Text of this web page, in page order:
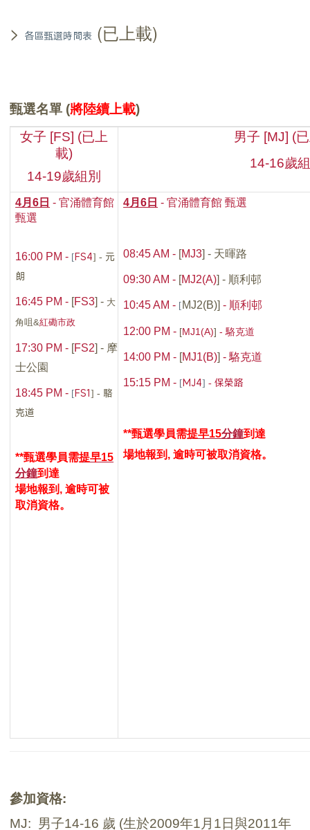
> 各區甄選時間表 (已上載)
甄選名單 (將陸續上載)
女子 [FS] (已上
載)
14-19歲組別
男子 [MJ] (
14-16歲
4月6日 - 官涌體育館
甄選
16:00 PM - [FS4] - 元
朗
16:45 PM - [FS3] - 大
角咀&紅磡市政
17:30 PM - [FS2]- 摩
士公園
18:45 PM - [FS1] - 駱
克道
**甄選學員需提早15
分鐘到達
場地報到 ,逾時可被
取消資格。
4月6日 - 官涌體育館 甄選
08:45 AM - [MJ3]- 天暉路
09:30 AM - [MJ2(A)]- 順利邨
10:45 AM - [MJ2(B)]- 順利邨
12:00 PM - [MJ1(A)]-駱克道
14:00 PM - [MJ1(B)]-駱克道
15:15 PM - [MJ4]- 保榮路
**甄選學員需提早15分鐘到達
場地報到 ,逾時可被取消資格。
參加資格:
MJ: 男子14-16 歲 (生於2009年1 月 1日與2011年